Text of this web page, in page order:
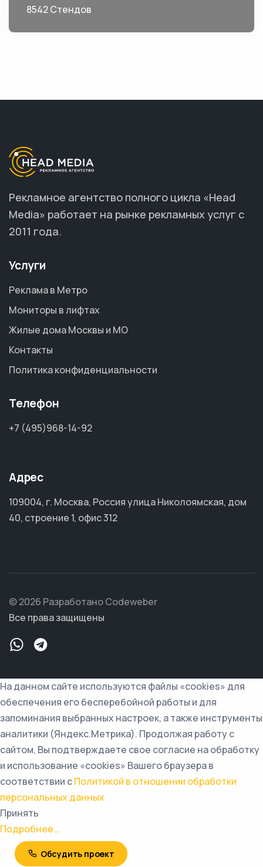
8542 Стендов
Рекламное агентство полного цикла «Head
Media» работает на рынке рекламных услуг с
2011 года.
Услуги
Реклама в Метро
Мониторы в лифтах
Жилые дома Москвы и МО
Контакты
Политика конфиденциальности
Телефон
+7 (495)968-14-92
Адрес
109004, г. Москва, Россия улица Николоямская, дом
40, строение 1, офис 312
© 2026 Разработано Codeweber
Все права защищены
На данном сайте используются файлы «cookies» для
обеспечения его бесперебойной работы и для
запоминания выбранных настроек, а также инструменты
аналитики (Яндекс.Метрика). Продолжая работу с
сайтом, Вы подтверждаете свое согласие на обработку
и использование «cookies» Вашего браузера в
соответствии сПолитикой в отношении обработки
персональных данных
Принять
Подробнее…
Обсудить проект